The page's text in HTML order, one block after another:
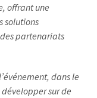
offrant une
solutions
partenariats
dans le
sur de